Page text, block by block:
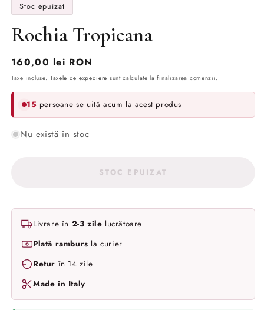
Stoc epuizat
Rochia Tropicana
Preț
obișnuit
160,00 lei RON
Taxe incluse. Taxele de expediere sunt calculate la finalizarea comenzii.
15 persoane se uită acum la acest produs
Nu există în stoc
STOC EPUIZAT
Livrare în 2-3 zile lucrătoare
Plată ramburs la curier
Retur în 14 zile
Made in Italy